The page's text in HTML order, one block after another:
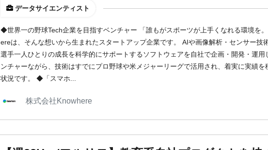
データサイエンティスト
◆世界一の野球Tech企業を目指すベンチャー 「誰もがスポーツが上手くなれる環境を
ereは、そんな想いから生まれたスタートアップ企業です。 AIや画像解析・センサー技
選手一人ひとりの成長を科学的にサポートするソフトウェアを自社で企画・開発・運用
ンチャーながら、技術はすでにプロ野球や米メジャーリーグで活用され、着実に実績を
状況です。 ◆「スマホ...
株式会社Knowhere